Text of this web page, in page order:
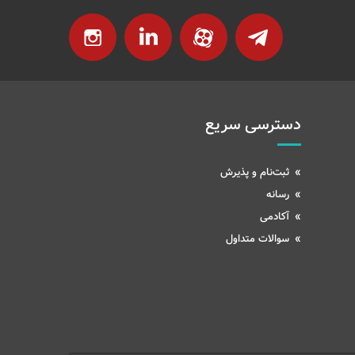
دسترسی سریع
ثبت‌نام و پذیرش
رسانه
آکادمی
سوالات متداول